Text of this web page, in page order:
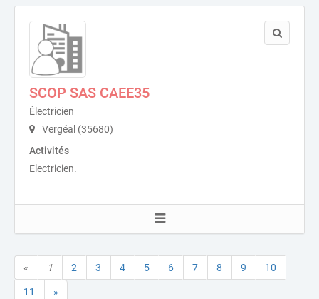
SCOP SAS CAEE35
Électricien
Vergéal (35680)
Activités
Electricien.
« 1 2 3 4 5 6 7 8 9 10
11 »